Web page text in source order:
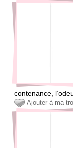
contenance,
Ajouter à ma